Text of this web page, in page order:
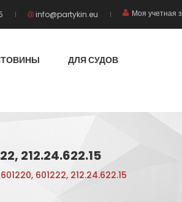
info@partykin.eu Моя учетная
ДЛЯ СУДОВ
212.24.622.15
601222, 212.24.622.15